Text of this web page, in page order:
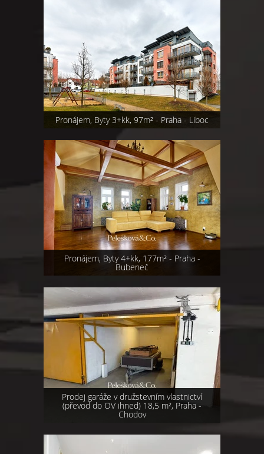
Pronájem, Byty 3+kk, 97m² - Praha - Liboc
Pronájem, Byty 4+kk, 177m² - Praha -
Bubeneč
Prodej garáže v družstevním vlastnictví
(převod do OV ihned) 18,5 m², Praha -
Chodov